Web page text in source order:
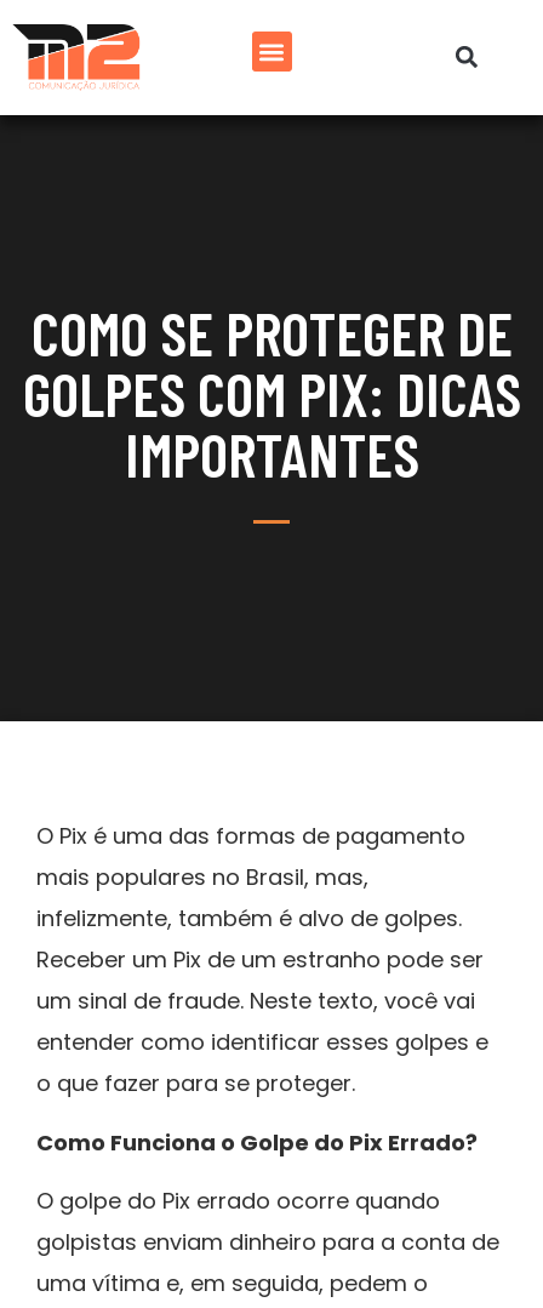
COMO SE PROTEGER DE
GOLPES COM PIX: DICAS
IMPORTANTES
O Pix é uma das formas de pagamento
mais populares no Brasil, mas,
infelizmente, também é alvo de golpes.
Receber um Pix de um estranho pode ser
um sinal de fraude. Neste texto, você vai
entender como identificar esses golpes e
o que fazer para se proteger.
Como Funciona o Golpe do Pix Errado?
O golpe do Pix errado ocorre quando
golpistas enviam dinheiro para a conta de
uma vítima e, em seguida, pedem o